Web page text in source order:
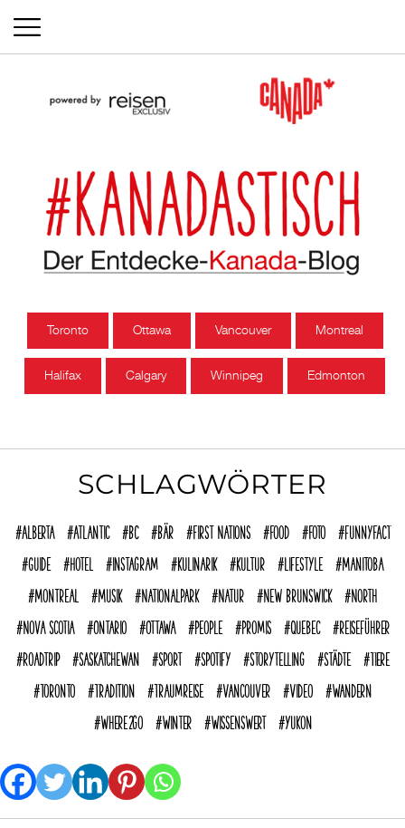
Toronto Ottawa Vancouver Montreal
Halifax Calgary Winnipeg Edmonton
SCHLAGWÖRTER
Alberta Atlantic BC Bär First Nations Food Foto
funnyFACT
Guide
Hotel Instagram Kulinarik Kultur Lifestyle
Manitoba
Montreal
Musik Nationalpark Natur New Brunswick
North
Nova Scotia
Ontario Ottawa People Promis Quebec
reiseführer
Roadtrip
Saskatchewan Sport Spotify Storytelling Städte
Tiere
Toronto
Tradition Traumreise Vancouver Video
Wandern
where2go
Winter Wissenswert Yukon